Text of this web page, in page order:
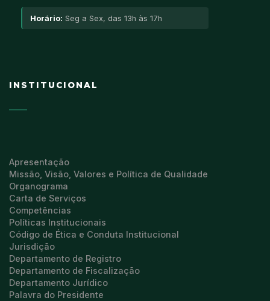
Horário: Seg a Sex, das 13h às 17h
INSTITUCIONAL
Apresentação
Missão, Visão, Valores e Política de Qualidade
Organograma
Carta de Serviços
Competências
Políticas Institucionais
Código de Ética e Conduta Institucional
Jurisdição
Departamento de Registro
Departamento de Fiscalização
Departamento Jurídico
Palavra do Presidente